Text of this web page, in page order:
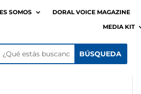
SOMOS DORAL VOICE MAGAZINE
MEDIA KIT